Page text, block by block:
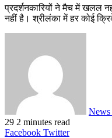
प्रदर्शनकारियों ने मैच में खलल
नहीं है। श्रीलंका में हर कोई
29 2 minutes read
Facebook TwitterLinkedIn
Tumblr
Pinterest
Reddit
VKontakte
Share
Print